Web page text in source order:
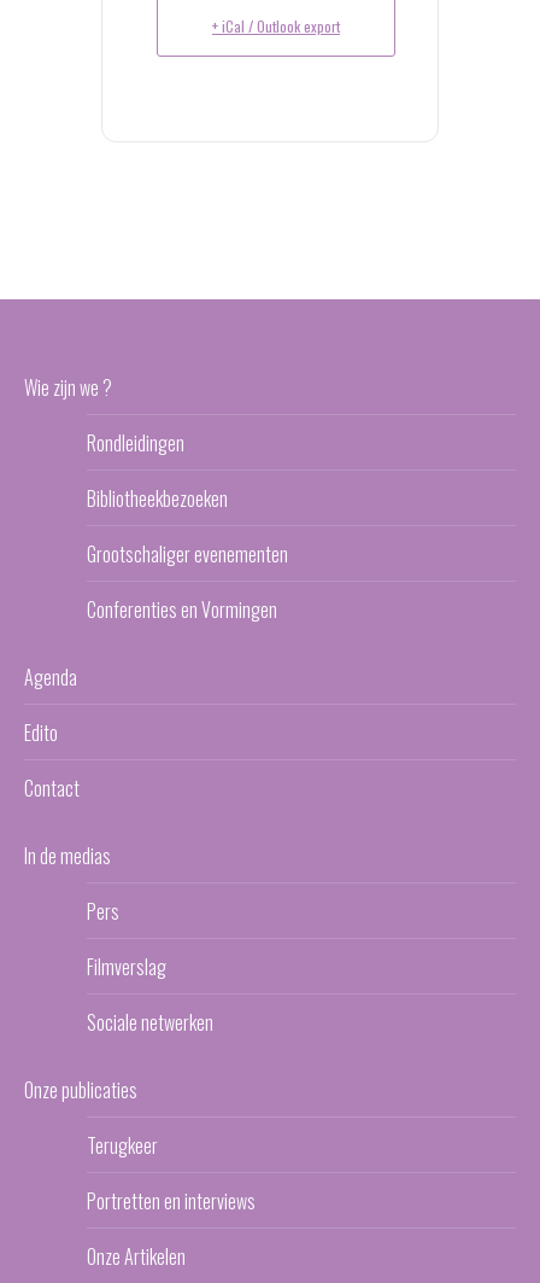
+ iCal / Outlook export
Wie zijn we ?
Rondleidingen
Bibliotheekbezoeken
Grootschaliger evenementen
Conferenties en Vormingen
Agenda
Edito
Contact
In de medias
Pers
Filmverslag
Sociale netwerken
Onze publicaties
Terugkeer
Portretten en interviews
Onze Artikelen